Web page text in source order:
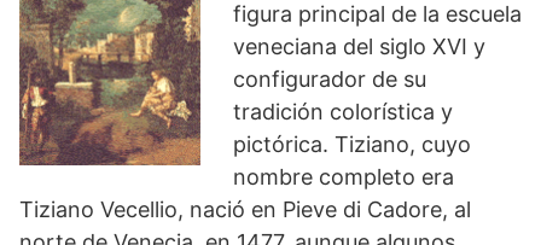
figura principal de la escuela
veneciana del siglo XVI y
configurador de su
tradición colorística y
pictórica. Tiziano, cuyo
nombre completo era
Tiziano Vecellio, nació en Pieve di Cadore, al